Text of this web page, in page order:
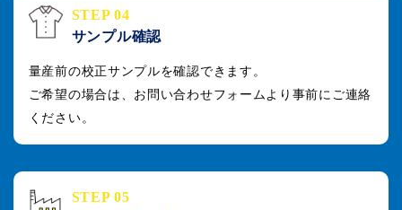
STEP 04
サンプル確認
量産前の校正サンプルを確認できます。
ご希望の場合は、お問い合わせフォームより事前にご連絡
ください。
STEP 05